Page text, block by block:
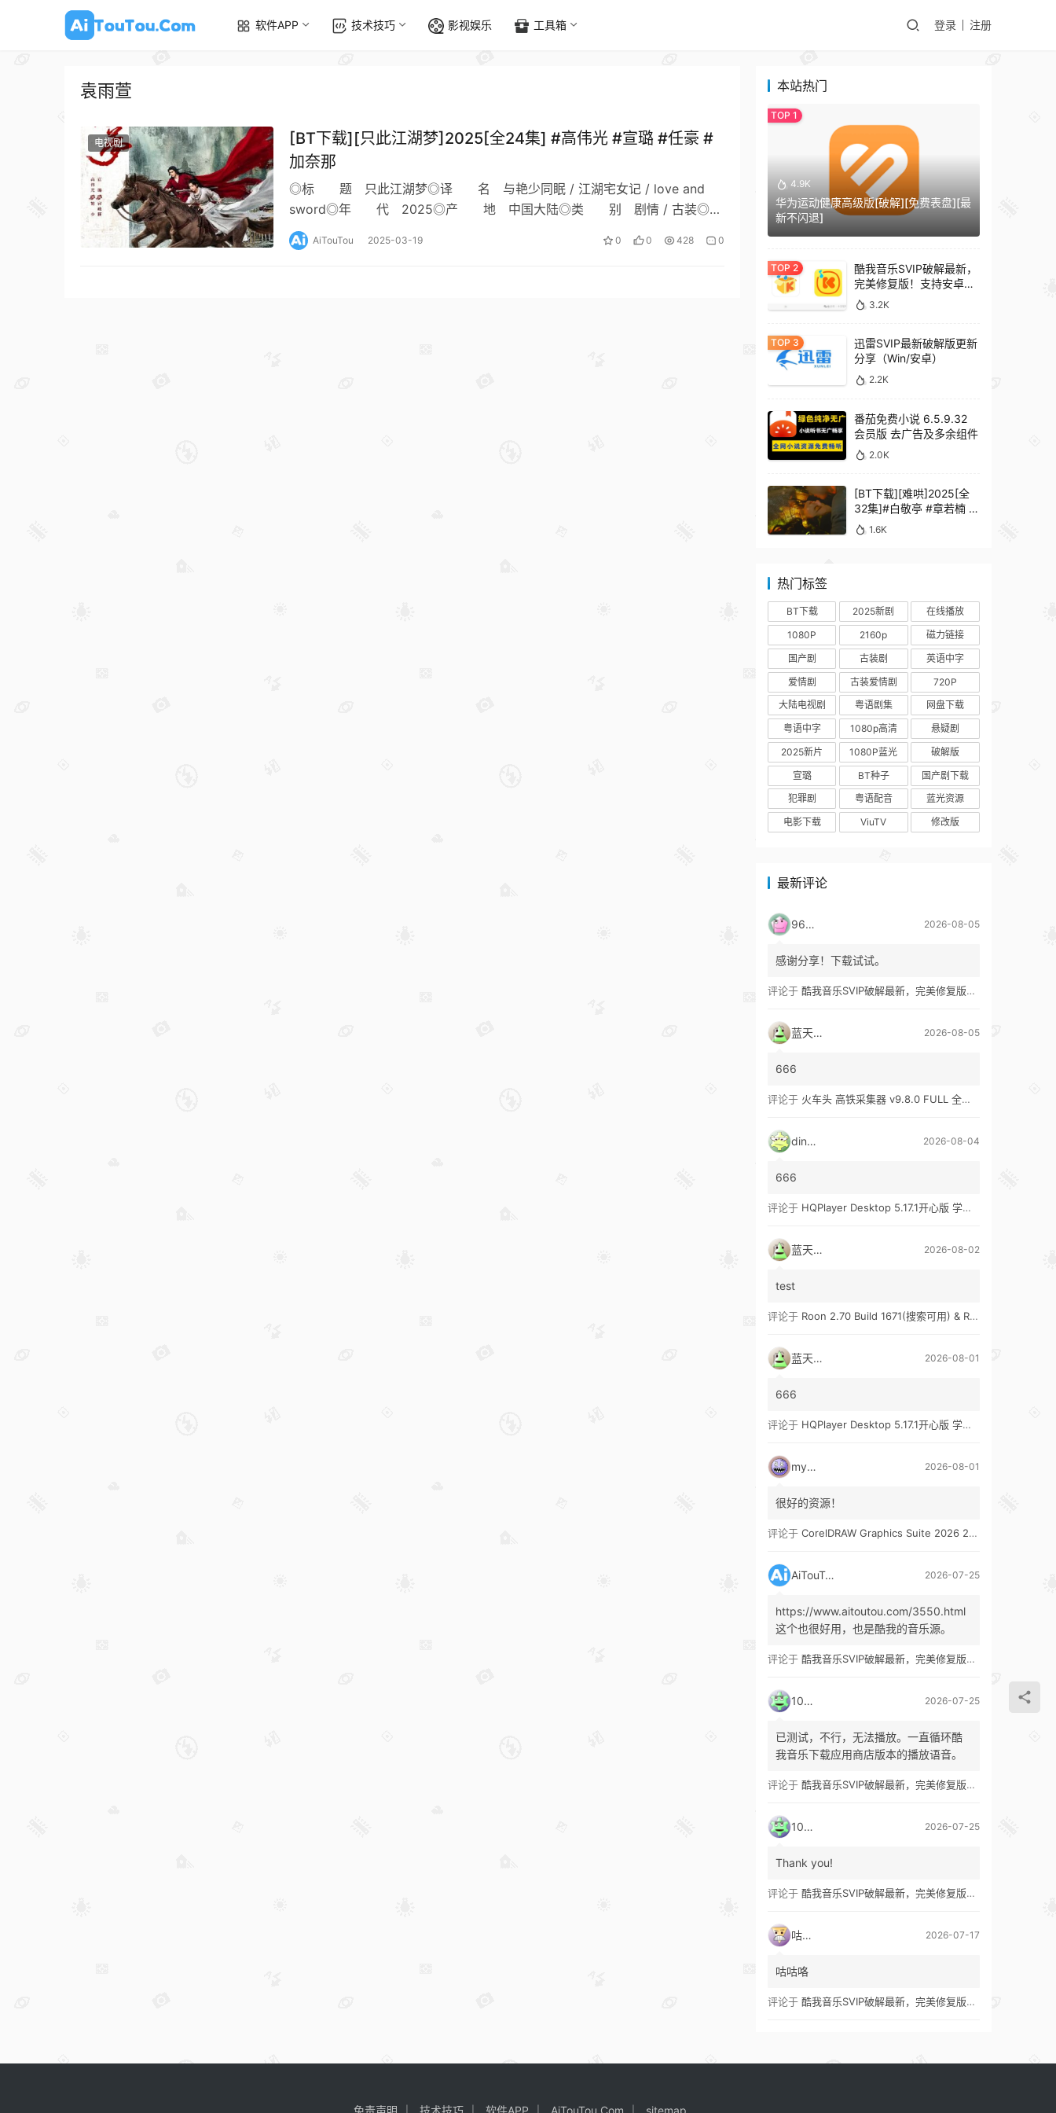
软件APP 技术技巧 影视娱乐 工具箱 登录 注册
袁雨萱
电视剧
[BT下载][只此江湖梦]2025[全24集] #高伟光 #宣璐 #任豪 #
加奈那
◎标 题 只此江湖梦◎译 名 与艳少同眠 / 江湖宅女记 / love and
sword◎年 代 2025◎产 地 中国大陆◎类 别 剧情 / 古装◎
语 言 汉语普通…
AiTouTou 2025-03-19 0 0 428 0
本站热门
4.9K
华为运动健康高级版[破解][免费表盘][最
新不闪退]
酷我音乐SVIP破解最新，
完美修复版！支持安卓
+车机+pc版！
3.2K
迅雷SVIP最新破解版更新
分享（Win/安卓）
2.2K
番茄免费小说 6.5.9.32
会员版 去广告及多余组件
2.0K
[BT下载][难哄]2025[全
32集]#白敬亭 #章若楠 #
何炅 #秦沛 #鲍起静
1.6K
热门标签
BT下载 2025新剧
在线播放
1080P
2160p
磁力链接
国产剧
古装剧
英语中字
爱情剧
古装爱情剧
720P
大陆电视剧
粤语剧集
网盘下载
粤语中字
1080p高清
悬疑剧
2025新片
1080P蓝光
破解版
宣璐
BT种子
国产剧下载
犯罪剧
粤语配音
蓝光资源
电影下载
ViuTV 修改版
最新评论
9627 2026-08-05
感谢分享！下载试试。
评论于 酷我音乐SVIP破解最新，完美修复版！支持安卓+车机+pc版！
蓝天真蓝 2026-08-05
666
评论于 火车头 高铁采集器 v9.8.0 FULL 全功能版（兼容win10、win11）
ding1 2026-08-04
666
评论于 HQPlayer Desktop 5.17.1开心版 学习版&HQPlayer Embedded 5.17.2开心版 学习版
蓝天真蓝 2026-08-02
test
评论于 Roon 2.70 Build 1671(搜索可用) & Roon 2.65 Build 1653 & Roon 1.8 Build 1151 Legacy 开心版 学习版
蓝天真蓝 2026-08-01
666
评论于 HQPlayer Desktop 5.17.1开心版 学习版&HQPlayer Embedded 5.17.2开心版 学习版
mypw 2026-08-01
很好的资源！
评论于 CorelDRAW Graphics Suite 2026 27.1 多语言 开心版 学习版 by KpoJIuK
AiTouTou 2026-07-25
https://www.aitoutou.com/3550.html
这个也很好用，也是酷我的音乐源。
评论于 酷我音乐SVIP破解最新，完美修复版！支持安卓+车机+pc版！
1035 2026-07-25
已测试，不行，无法播放。一直循环酷
我音乐下载应用商店版本的播放语音。
评论于 酷我音乐SVIP破解最新，完美修复版！支持安卓+车机+pc版！
1035 2026-07-25
Thank you!
评论于 酷我音乐SVIP破解最新，完美修复版！支持安卓+车机+pc版！
咕咕咯 2026-07-17
咕咕咯
评论于 酷我音乐SVIP破解最新，完美修复版！支持安卓+车机+pc版！
免责声明 技术技巧 软件APP AiTouTou.Com sitemap